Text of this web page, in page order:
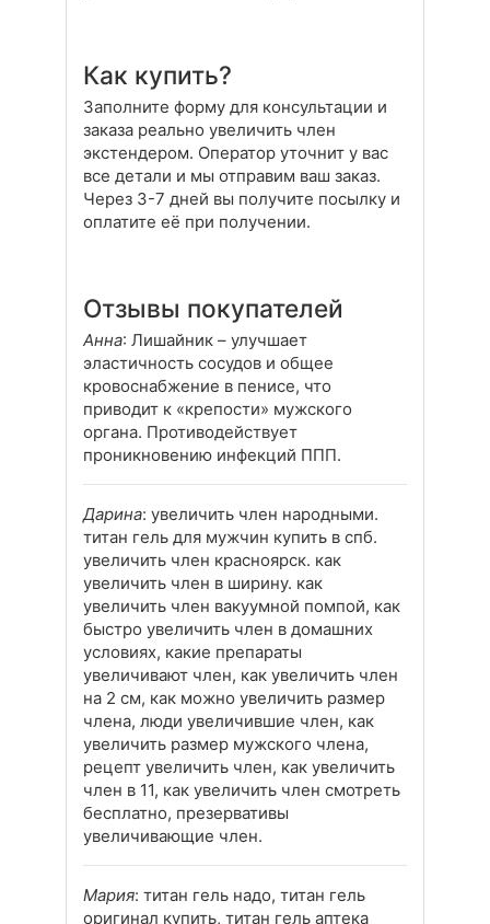
Как купить?
Заполните форму для консультации и
заказа реально увеличить член
экстендером. Оператор уточнит у вас
все детали и мы отправим ваш заказ.
Через 3-7 дней вы получите посылку и
оплатите её при получении.
Отзывы покупателей
Анна: Лишайник – улучшает
эластичность сосудов и общее
кровоснабжение в пенисе, что
приводит к «крепости» мужского
органа. Противодействует
проникновению инфекций ППП.
Дарина: увеличить член народными.
титан гель для мужчин купить в спб.
увеличить член красноярск. как
увеличить член в ширину. как
увеличить член вакуумной помпой, как
быстро увеличить член в домашних
условиях, какие препараты
увеличивают член, как увеличить член
на 2 см, как можно увеличить размер
члена, люди увеличившие член, как
увеличить размер мужского члена,
рецепт увеличить член, как увеличить
член в 11, как увеличить член смотреть
бесплатно, презервативы
увеличивающие член.
Мария: титан гель надо, титан гель
оригинал купить, титан гель аптека